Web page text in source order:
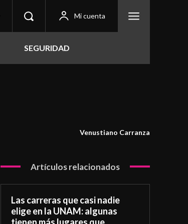
Mi cuenta
SEGURIDAD
Venustiano Carranza
Artículos relacionados
Las carreras que casi nadie
elige en la UNAM: algunas